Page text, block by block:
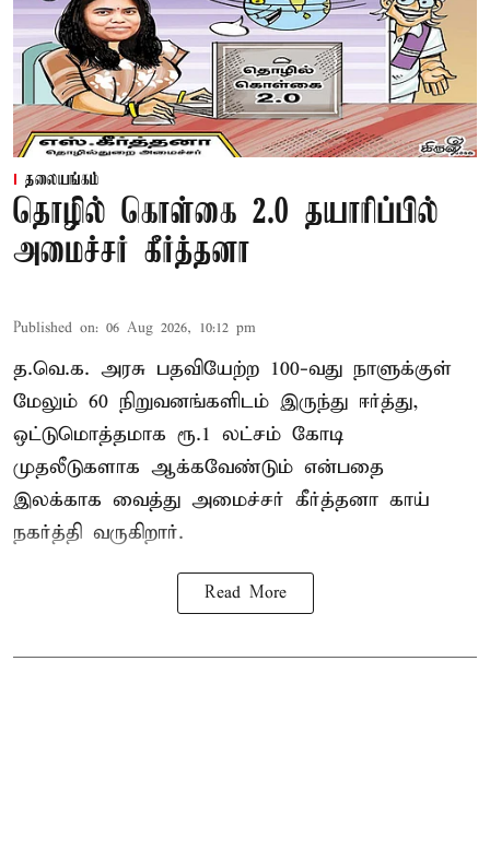
தலையங்கம்
தொழில் கொள்கை 2.0 தயாரிப்பில்
அமைச்சர் கீர்த்தனா
Published on: 06 Aug 2026, 10:12 pm
த.வெ.க. அரசு பதவியேற்ற 100-வது நாளுக்குள்
மேலும் 60 நிறுவனங்களிடம் இருந்து ஈர்த்து,
ஒட்டுமொத்தமாக ரூ.1 லட்சம் கோடி
முதலீடுகளாக ஆக்கவேண்டும் என்பதை
இலக்காக வைத்து அமைச்சர் கீர்த்தனா காய்
நகர்த்தி வருகிறார்.
Read More